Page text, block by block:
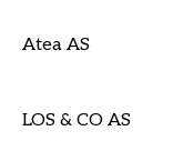
Atea AS
LOS & CO AS